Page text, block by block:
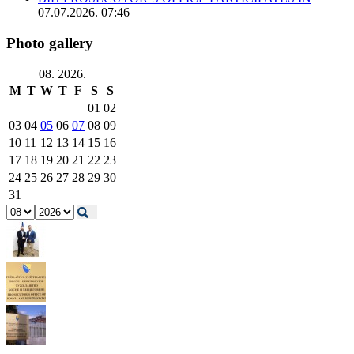
07.07.2026. 07:46
Photo gallery
08. 2026.
M T W T F S
S
01 02
03 04 05 06 07 08 09
10 11 12 13 14 15 16
17 18 19 20 21 22 23
24 25 26 27 28 29 30
31